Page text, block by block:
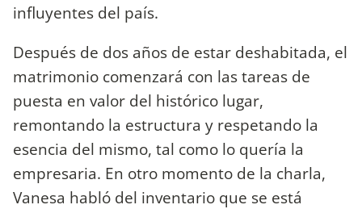
influyentes del país.
Después de dos años de estar deshabitada, el
matrimonio comenzará con las tareas de
puesta en valor del histórico lugar,
remontando la estructura y respetando la
esencia del mismo, tal como lo quería la
empresaria. En otro momento de la charla,
Vanesa habló del inventario que se está